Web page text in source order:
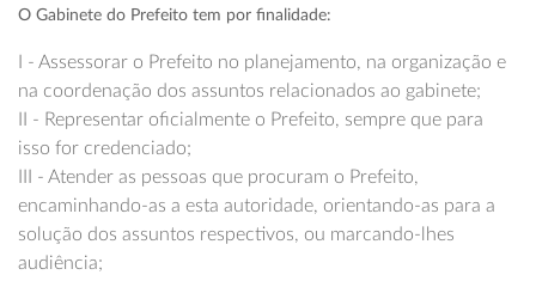
O Gabinete do Prefeito tem por finalidade:
I - Assessorar o Prefeito no planejamento, na organização e
na coordenação dos assuntos relacionados ao gabinete;
II - Representar oficialmente o Prefeito, sempre que para
isso for credenciado;
III - Atender as pessoas que procuram o Prefeito,
encaminhando-as a esta autoridade, orientando-as para a
solução dos assuntos respectivos, ou marcando-lhes
audiência;